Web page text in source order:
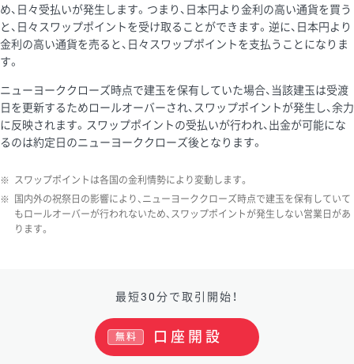
め、日々受払いが発生します。つまり、日本円より金利の高い通貨を買う
と、日々スワップポイントを受け取ることができます。逆に、日本円より
金利の高い通貨を売ると、日々スワップポイントを支払うことになりま
す。
ニューヨーククローズ時点で建玉を保有していた場合、当該建玉は受渡
日を更新するためロールオーバーされ、スワップポイントが発生し、余力
に反映されます。スワップポイントの受払いが行われ、出金が可能にな
るのは約定日のニューヨーククローズ後となります。
※ スワップポイントは各国の金利情勢により変動します。
※
国内外の祝祭日の影響により、ニューヨーククローズ時点で建玉を保有していて
もロールオーバーが行われないため、スワップポイントが発生しない営業日があ
ります。
最短30分で取引開始！
口座開設
無料